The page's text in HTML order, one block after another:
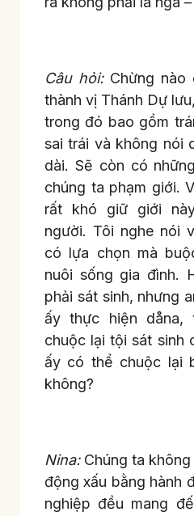
Câu hỏi:Chừng nào
thành vị Thánh Dự
trong đó bao gồm
sai trái và không nói
dài. Sẽ còn có
chúng ta phạm giới.
rất khó giữ giới
người. Tôi nghe nói
có lựa chọn mà
nuôi sống gia đình.
phải sát sinh, nhưng
ấy thực hiện
chuộc lại tội sát sinh
ấy có thể chuộc lại
không?
Nina:Chúng ta không
động xấu bằng hành
nghiệp đều mang